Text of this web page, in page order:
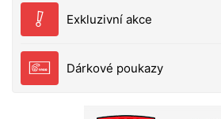
Exkluzivní akce
Dárkové poukazy